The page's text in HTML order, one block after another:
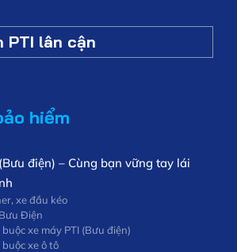
PTI lân cận
hiểm
điện) – Cùng bạn vững tay lái
xe đầu kéo
Điện
xe máy PTI (Bưu điện)
xe ô tô